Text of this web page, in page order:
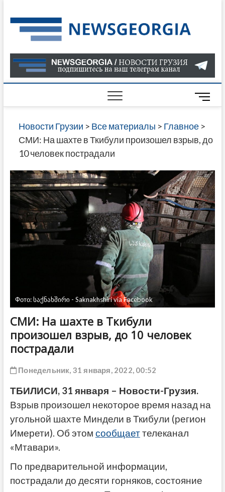
to
content
О
В
ГРУЗИИ
САЙТЕ
M
e
n
t
t
o
n
Новости Грузии > Все материалы > Главное>
СМИ: На шахте в Ткибули произошел взрыв, до
10 человек пострадали
Фото: საქნახშირი - Saknakhshiri via Facebook
СМИ: На шахте в Ткибули
произошел взрыв, до 10 человек
пострадали
Понедельник, 31 января, 2022, 00:52
ТБИЛИСИ, 31 января – Новости-Грузия.
Взрыв произошел некоторое время назад на
угольной шахте Миндели в Ткибули (регион
Имерети). Об этом сообщаеттелеканал
«Мтавари».
По предварительной информации,
пострадали до десяти горняков, состояние